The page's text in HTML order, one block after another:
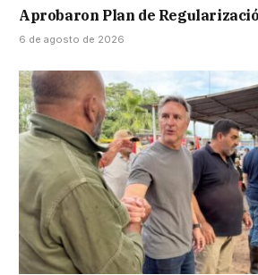
Aprobaron Plan de
6 de agosto de 2026